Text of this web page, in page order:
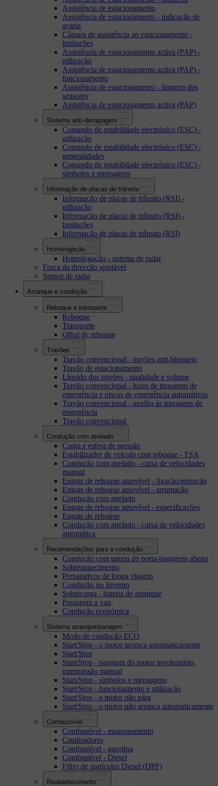
Assistência de estacionamento
Assistência de estacionamento - indicação de
avaria
Câmara de assistência ao estacionamento -
limitações
Assistência de estacionamento activa (PAP) -
utilização
Assistência de estacionamento activa (PAP) -
funcionamento
Assistência de estacionamento - limpeza dos
sensores
Assistência de estacionamento activa (PAP)
Sistema anti-derrapagem
Comando de estabilidade electrónico (ESC) -
utilização
Comando de estabilidade electrónico (ESC) -
generalidades
Comando de estabilidade electrónico (ESC) -
símbolos e mensagens
Informação de placas de trânsito
Informação de placas de trânsito (RSI) -
utilização
Informação de placas de trânsito (RSI) -
limitações
Informação de placas de trânsito (RSI)
Homologação
Homologação - sistema de radar
Força da direcção ajustável
Sensor de radar
Arranque e condução
Reboque e transporte
Reboque
Transporte
Olhal de reboque
Travões
Travão convencional - travões anti-bloqueio
Travão de estacionamento
Líquido dos travões - qualidade e volume
Travão convencional - luzes de travagem de
emergência e piscas de emergência automáticos
Travão convencional - auxílio às travagens de
emergência
Travão convencional
Condução com atrelado
Carga e esfera de pressão
Estabilizador de veículo com reboque - TSA
Condução com atrelado - caixa de velocidades
manual
Engate de reboque amovível - fixação/remoção
Engate de reboque amovível - arrumação
Condução com atrelado
Engate de reboque amovível - especificações
Engate de reboque
Condução com atrelado - caixa de velocidades
automática
Recomendações para a condução
Condução com tampa do porta-bagagens aberta
Sobreaquecimento
Preparativos de longa viagem
Condução no Inverno
Sobrecarga - bateria de arranque
Passagem a vau
Condução económica
Sistema arranque/paragem
Modo de condução ECO
Start/Stop - o motor arranca automaticamente
Start/Stop
Start/Stop - paragem do motor involuntário,
transmissão manual
Start/Stop - símbolos e mensagens
Start/Stop - funcionamento e utilização
Start/Stop - o motor não pára
Start/Stop - o motor não arranca automaticamente
Combustível
Combustível - manuseamento
Catalisadores
Combustível - gasolina
Combustível - Diesel
Filtro de partículas Diesel (DPF)
Reabastecimento